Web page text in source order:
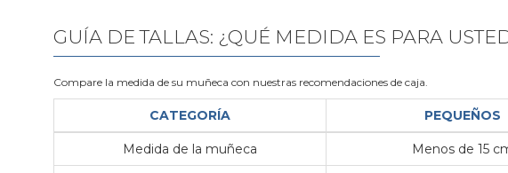
GUÍA DE TALLAS: ¿QUÉ MEDIDA ES PARA
Compare la medida de su muñeca con nuestras recomendaciones de caja.
CATEGORÍA PEQUEÑOS
Medida de la muñeca Menos de 15